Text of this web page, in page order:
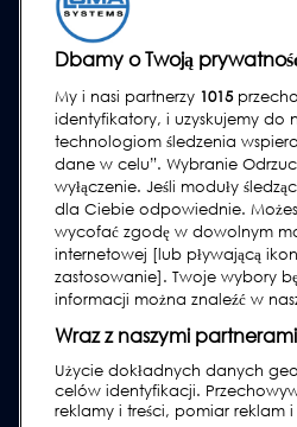
Kontrola rtg
Ważenie kontrolne
Oprogramowanie
Dbamy o Twoją
My i nasi partnerzy 1015
identyfikatory, i uzyskujemy do
technologiom śledzenia
dane w celu”. Wybranie
wyłączenie. Jeśli moduły
dla Ciebie odpowiednie.
wycofać zgodę w dowolnym
internetowej [lub pływającą
zastosowanie]. Twoje wybory
informacji można znaleźć w
Wraz z naszymi
Użycie dokładnych danych
celów identyfikacji.
reklamy i treści, pomiar reklam